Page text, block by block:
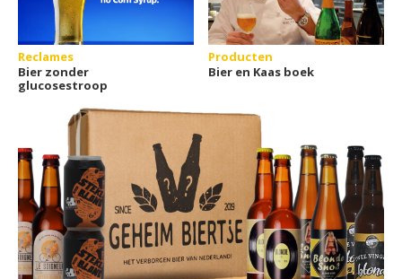
Reclames
Bier zonder
glucosestroop
Producten
Bier en Kaas boek